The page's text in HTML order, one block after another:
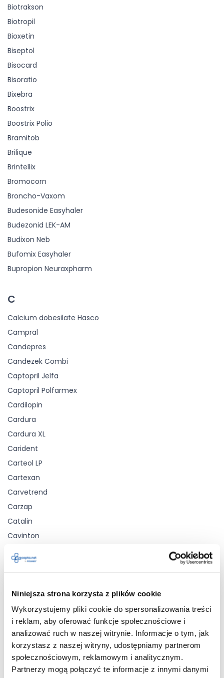
Niniejsza strona korzysta z plików cookie
Wykorzystujemy pliki cookie do spersonalizowania treści
i reklam, aby oferować funkcje społecznościowe i
analizować ruch w naszej witrynie. Informacje o tym, jak
korzystasz z naszej witryny, udostępniamy partnerom
społecznościowym, reklamowym i analitycznym.
Partnerzy mogą połączyć te informacje z innymi danymi
Biotrakson
Biotropil
Bioxetin
Biseptol
Bisocard
Bisoratio
Bixebra
Boostrix
Boostrix Polio
Bramitob
Brilique
Brintellix
Bromocorn
Broncho-Vaxom
Budesonide Easyhaler
Budezonid LEK-AM
Budixon Neb
Bufomix Easyhaler
Bupropion Neuraxpharm
C
Calcium dobesilate Hasco
Campral
Candepres
Candezek Combi
Captopril Jelfa
Captopril Polfarmex
Cardilopin
Cardura
Cardura XL
Carident
Carteol LP
Cartexan
Carvetrend
Carzap
Catalin
Cavinton
Cavinton Forte
Ceclor
Cefox
Ceftriaxone TZF
Cerazette
Ceroxim
Cervarix
Cetix